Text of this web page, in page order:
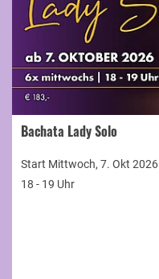
Bachata Lady Solo
Start Mittwoch, 7. Okt 2026
18 - 19 Uhr